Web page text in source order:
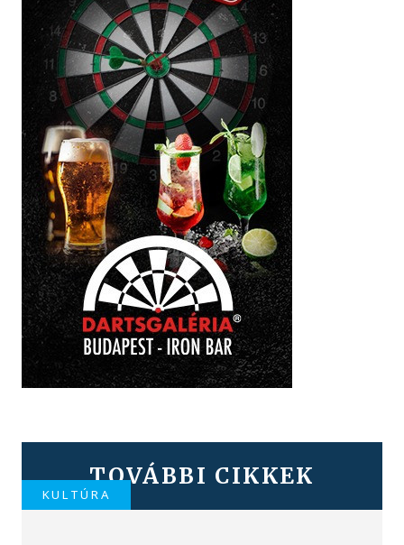
TOVÁBBI CIKKEK
KULTÚRA